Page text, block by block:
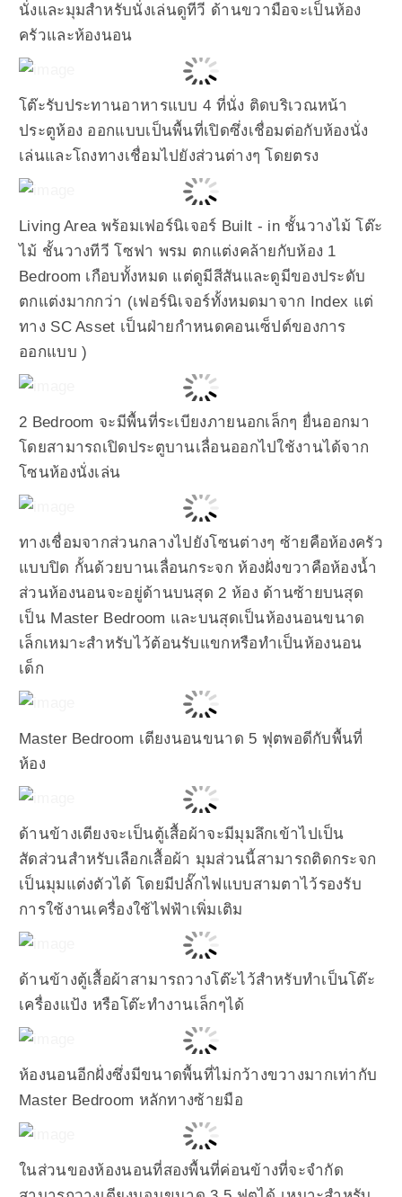
นั่งและมุมสำหรับนั่งเล่นดูทีวี ด้านขวามือจะเป็นห้อง
ครัวและห้องนอน
โต๊ะรับประทานอาหารแบบ 4 ที่นั่ง ติดบริเวณหน้า
ประตูห้อง ออกแบบเป็นพื้นที่เปิดซึ่งเชื่อมต่อกับห้องนั่ง
เล่นและโถงทางเชื่อมไปยังส่วนต่างๆ โดยตรง
Living Area พร้อมเฟอร์นิเจอร์ Built - in ชั้นวางไม้ โต๊ะ
ไม้ ชั้นวางทีวี โซฟา พรม ตกแต่งคล้ายกับห้อง 1
Bedroom เกือบทั้งหมด แต่ดูมีสีสันและดูมีของประดับ
ตกแต่งมากกว่า (เฟอร์นิเจอร์ทั้งหมดมาจาก Index แต่
ทาง SC Asset เป็นฝ่ายกำหนดคอนเซ็ปต์ของการ
ออกแบบ )
2 Bedroom จะมีพื้นที่ระเบียงภายนอกเล็กๆ ยื่นออกมา
โดยสามารถเปิดประตูบานเลื่อนออกไปใช้งานได้จาก
โซนห้องนั่งเล่น
ทางเชื่อมจากส่วนกลางไปยังโซนต่างๆ ซ้ายคือห้องครัว
แบบปิด กั้นด้วยบานเลื่อนกระจก ห้องฝั่งขวาคือห้องน้ำ
ส่วนห้องนอนจะอยู่ด้านบนสุด 2 ห้อง ด้านซ้ายบนสุด
เป็น Master Bedroom และบนสุดเป็นห้องนอนขนาด
เล็กเหมาะสำหรับไว้ต้อนรับแขกหรือทำเป็นห้องนอน
เด็ก
Master Bedroom เตียงนอนขนาด 5 ฟุตพอดีกับพื้นที่
ห้อง
ด้านข้างเตียงจะเป็นตู้เสื้อผ้าจะมีมุมลึกเข้าไปเป็น
สัดส่วนสำหรับเลือกเสื้อผ้า มุมส่วนนี้สามารถติดกระจก
เป็นมุมแต่งตัวได้ โดยมีปลั๊กไฟแบบสามตาไว้รองรับ
การใช้งานเครื่องใช้ไฟฟ้าเพิ่มเติม
ด้านข้างตู้เสื้อผ้าสามารถวางโต๊ะไว้สำหรับทำเป็นโต๊ะ
เครื่องแป้ง หรือโต๊ะทำงานเล็กๆได้
ห้องนอนอีกฝั่งซึ่งมีขนาดพื้นที่ไม่กว้างขวางมากเท่ากับ
Master Bedroom หลักทางซ้ายมือ
ในส่วนของห้องนอนที่สองพื้นที่ค่อนข้างที่จะจำกัด